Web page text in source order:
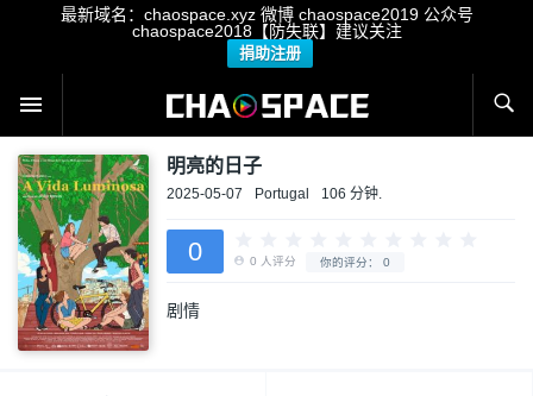
最新域名：chaospace.xyz 微博 chaospace2019 公众号
chaospace2018【防失联】建议关注
捐助注册
明亮的日子
2025-05-07 Portugal 106 分钟.
剧情